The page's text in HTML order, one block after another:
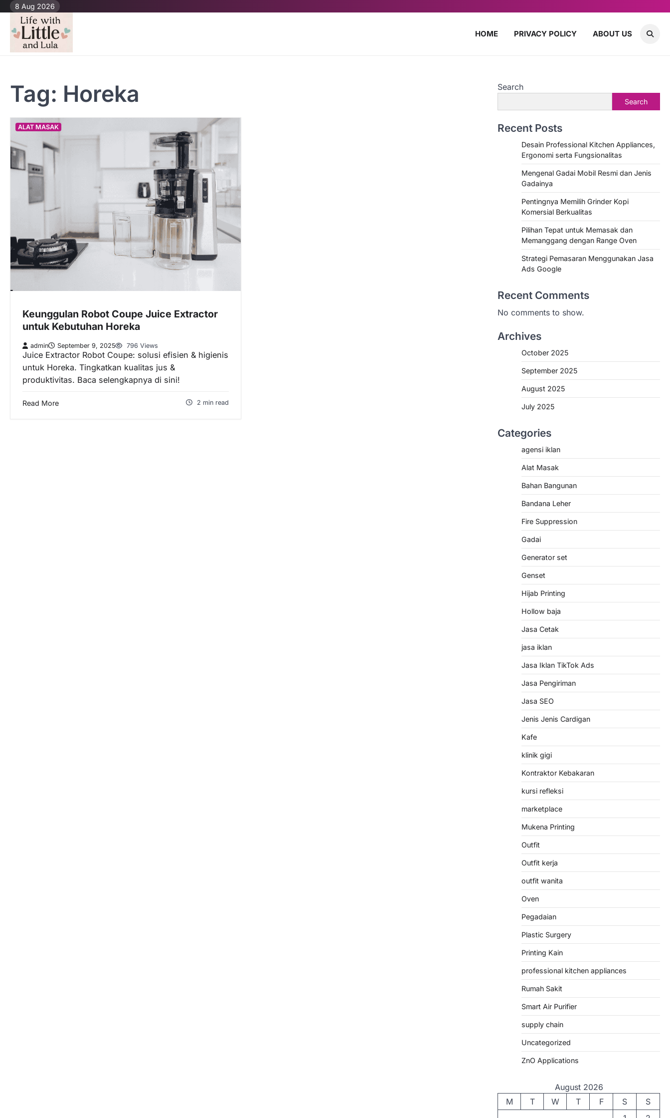
Skip
content
8 Aug 2026
HOME PRIVACY POLICY ABOUT US
Tag: Horeka
ALAT MASAK
Keunggulan Robot Coupe Juice Extractor
untuk Kebutuhan Horeka
admin September 9, 2025 796 Views
Juice Extractor Robot Coupe: solusi efisien & higienis
untuk Horeka. Tingkatkan kualitas jus &
produktivitas. Baca selengkapnya di sini!
Read More 2 min read
Search
Search
Recent Posts
Desain Professional Kitchen Appliances,
Ergonomi serta Fungsionalitas
Mengenal Gadai Mobil Resmi dan Jenis
Gadainya
Pentingnya Memilih Grinder Kopi
Komersial Berkualitas
Pilihan Tepat untuk Memasak dan
Memanggang dengan Range Oven
Strategi Pemasaran Menggunakan Jasa
Ads Google
Recent Comments
No comments to show.
Archives
October 2025
September 2025
August 2025
July 2025
Categories
agensi iklan
Alat Masak
Bahan Bangunan
Bandana Leher
Fire Suppression
Gadai
Generator set
Genset
Hijab Printing
Hollow baja
Jasa Cetak
jasa iklan
Jasa Iklan TikTok Ads
Jasa Pengiriman
Jasa SEO
Jenis Jenis Cardigan
Kafe
klinik gigi
Kontraktor Kebakaran
kursi refleksi
marketplace
Mukena Printing
Outfit
Outfit kerja
outfit wanita
Oven
Pegadaian
Plastic Surgery
Printing Kain
professional kitchen appliances
Rumah Sakit
Smart Air Purifier
supply chain
Uncategorized
ZnO Applications
August 2026
M
T W T F S
S